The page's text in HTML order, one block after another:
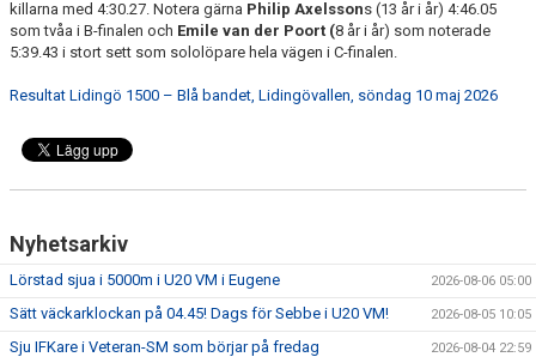
killarna med 4:30.27. Notera gärna Philip Axelssons (13 år i år) 4:46.05
som tvåa i B-finalen och Emile van der Poort (8 år i år) som noterade
5:39.43 i stort sett som sololöpare hela vägen i C-finalen.
Resultat Lidingö 1500 – Blå bandet, Lidingövallen, söndag 10 maj 2026
Nyhetsarkiv
Lörstad sjua i 5000m i U20 VM i Eugene 2026-08-06 05:00
Sätt väckarklockan på 04.45! Dags för Sebbe i U20 VM! 2026-08-05 10:05
Sju IFKare i Veteran-SM som börjar på fredag 2026-08-04 22:59